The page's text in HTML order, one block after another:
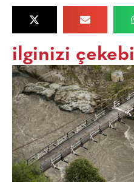
ilginizi